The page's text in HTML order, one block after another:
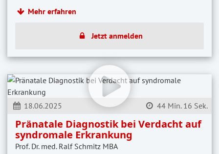
Mehr erfahren
Jetzt anmelden
18.06.2025 44 Min. 16 Sek.
Pränatale Diagnostik bei Verdacht auf
syndromale Erkrankung
Prof. Dr. med. Ralf Schmitz MBA